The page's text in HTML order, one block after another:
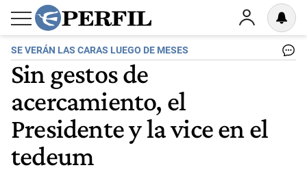
SE VERÁN LAS CARAS LUEGO DE MESES
Sin gestos de
acercamiento, el
Presidente y la vice en el
tedeum